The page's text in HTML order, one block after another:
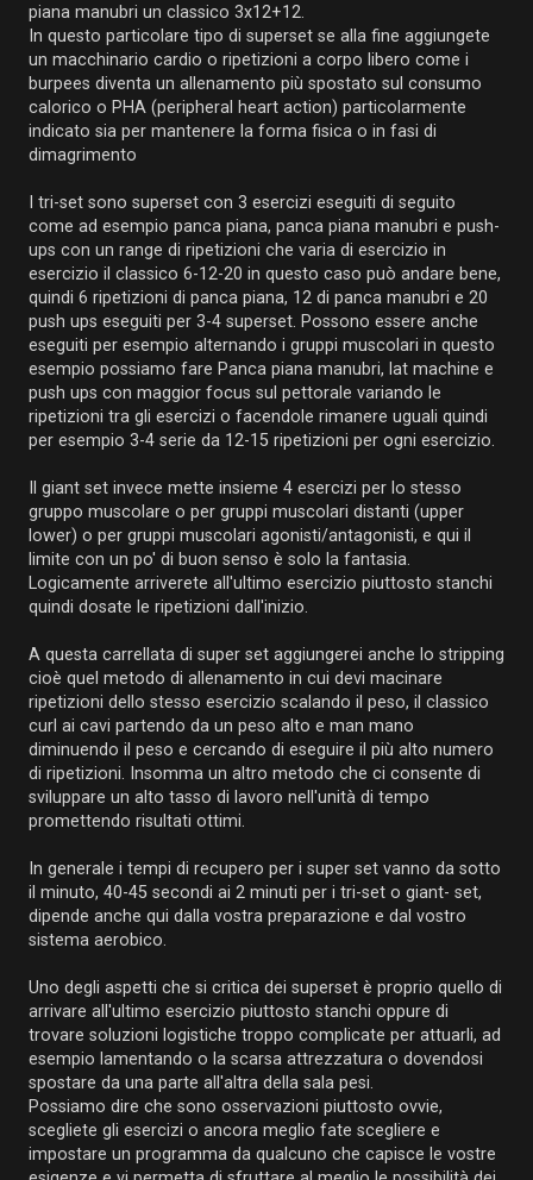
piana manubri un classico 3x12+12.
In questo particolare tipo di superset se alla fine aggiungete
un macchinario cardio o ripetizioni a corpo libero come i
burpees diventa un allenamento più spostato sul consumo
calorico o PHA (peripheral heart action) particolarmente
indicato sia per mantenere la forma fisica o in fasi di
dimagrimento
I tri-set sono superset con 3 esercizi eseguiti di seguito
come ad esempio panca piana, panca piana manubri e push-
ups con un range di ripetizioni che varia di esercizio in
esercizio il classico 6-12-20 in questo caso può andare bene,
quindi 6 ripetizioni di panca piana, 12 di panca manubri e 20
push ups eseguiti per 3-4 superset. Possono essere anche
eseguiti per esempio alternando i gruppi muscolari in questo
esempio possiamo fare Panca piana manubri, lat machine e
push ups con maggior focus sul pettorale variando le
ripetizioni tra gli esercizi o facendole rimanere uguali quindi
per esempio 3-4 serie da 12-15 ripetizioni per ogni esercizio.
Il giant set invece mette insieme 4 esercizi per lo stesso
gruppo muscolare o per gruppi muscolari distanti (upper
lower) o per gruppi muscolari agonisti/antagonisti, e qui il
limite con un po' di buon senso è solo la fantasia.
Logicamente arriverete all'ultimo esercizio piuttosto stanchi
quindi dosate le ripetizioni dall'inizio.
A questa carrellata di super set aggiungerei anche lo stripping
cioè quel metodo di allenamento in cui devi macinare
ripetizioni dello stesso esercizio scalando il peso, il classico
curl ai cavi partendo da un peso alto e man mano
diminuendo il peso e cercando di eseguire il più alto numero
di ripetizioni. Insomma un altro metodo che ci consente di
sviluppare un alto tasso di lavoro nell'unità di tempo
promettendo risultati ottimi.
In generale i tempi di recupero per i super set vanno da sotto
il minuto, 40-45 secondi ai 2 minuti per i tri-set o giant- set,
dipende anche qui dalla vostra preparazione e dal vostro
sistema aerobico.
Uno degli aspetti che si critica dei superset è proprio quello di
arrivare all'ultimo esercizio piuttosto stanchi oppure di
trovare soluzioni logistiche troppo complicate per attuarli, ad
esempio lamentando o la scarsa attrezzatura o dovendosi
spostare da una parte all'altra della sala pesi.
Possiamo dire che sono osservazioni piuttosto ovvie,
scegliete gli esercizi o ancora meglio fate scegliere e
impostare un programma da qualcuno che capisce le vostre